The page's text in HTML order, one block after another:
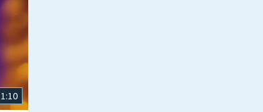
1:10